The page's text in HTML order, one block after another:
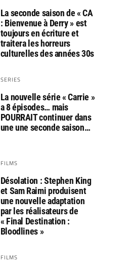
La seconde saison de « CA
: Bienvenue à Derry » est
toujours en écriture et
traitera les horreurs
culturelles des années 30s
SERIES
La nouvelle série « Carrie »
a 8 épisodes… mais
POURRAIT continuer dans
une une seconde saison…
FILMS
Désolation : Stephen King
et Sam Raimi produisent
une nouvelle adaptation
par les réalisateurs de
« Final Destination :
Bloodlines »
FILMS